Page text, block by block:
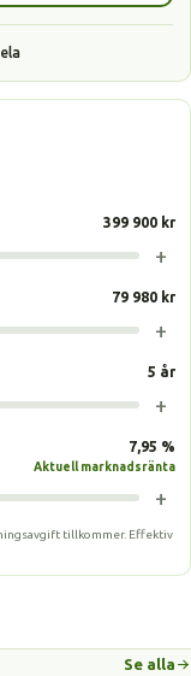
399 900 kr
+
79 980 kr
+
5 år
+
7,95 %
Aktuell marknadsränta
+
tillkommer. Effektiv
Se alla